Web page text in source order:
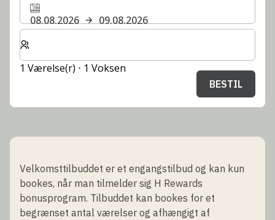
08.08.2026
09.08.2026
Vælg antal værelser og gæster til dit ophold
1 Værelse(r) ⋅ 1 Voksen
BESTIL
Velkomsttilbuddet er et engangstilbud og kan kun
bookes, når man tilmelder sig H Rewards
bonusprogram. Tilbuddet kan bookes for et
begrænset antal værelser og afhængigt af